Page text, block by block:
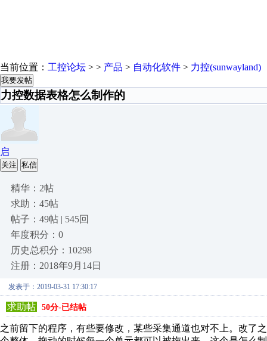
当前位置： 工控论坛 > > 产品 > 自动化软件 > 力控(sunwayland)
我要发帖
力控数据表格怎么制作的
启
关注 私信
精华：2帖
求助：45帖
帖子：49帖 | 545回
年度积分：0
历史总积分：10298
注册：2018年9月14日
发表于：2019-03-31 17:30:17
求助帖 50分-已结帖
之前留下的程序，有些要修改，某些采集通道也对不上。改了